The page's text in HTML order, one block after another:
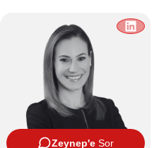
Zeynep'e Sor